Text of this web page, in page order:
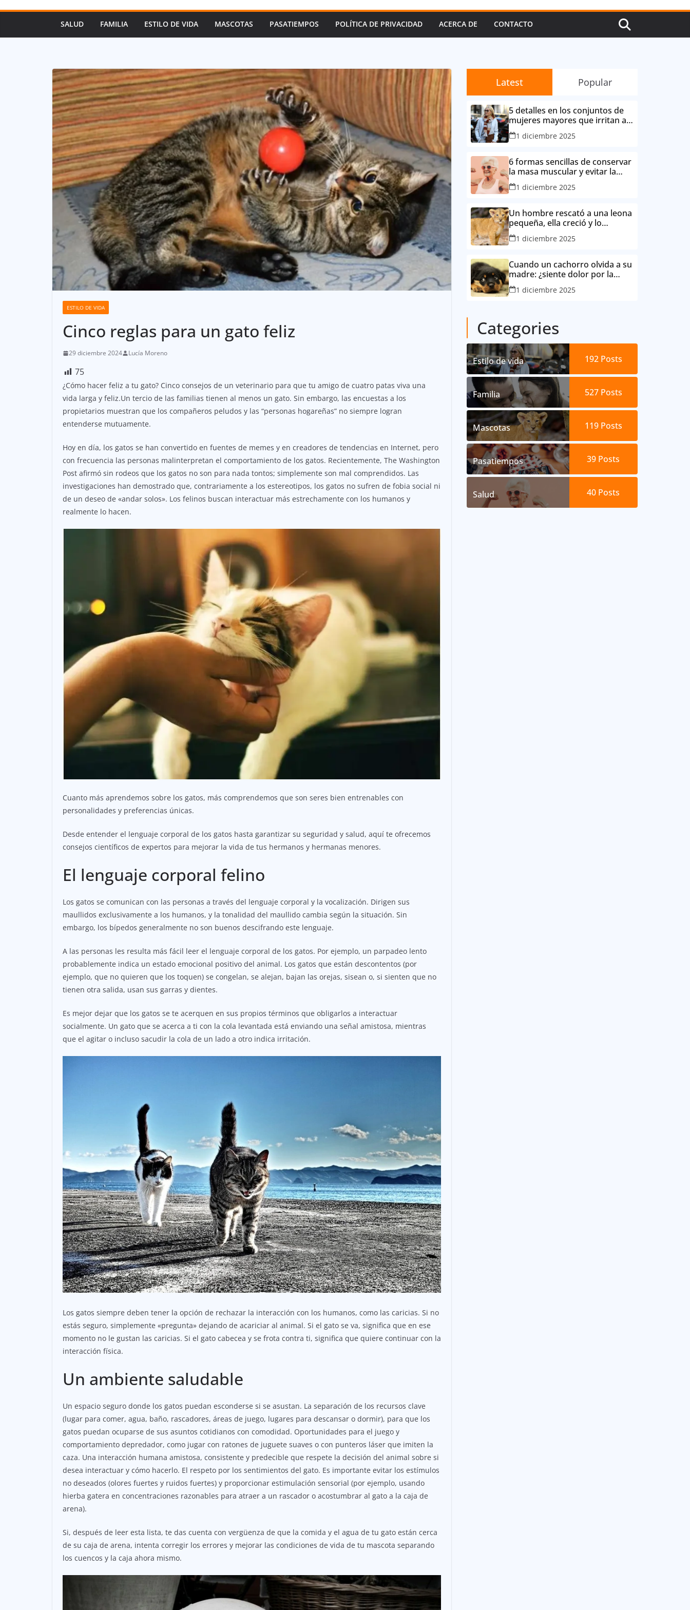
SALUD FAMILIA ESTILO DE VIDA MASCOTAS PASATIEMPOS POLÍTICA DE PRIVACIDAD ACERCA DE CONTACTO
ESTILO DE VIDA
Cinco reglas para un gato feliz
29 diciembre 2024 Lucía Moreno
75
¿Cómo hacer feliz a tu gato? Cinco consejos de un veterinario para que tu amigo de cuatro patas viva una
vida larga y feliz.Un tercio de las familias tienen al menos un gato. Sin embargo, las encuestas a los
propietarios muestran que los compañeros peludos y las “personas hogareñas” no siempre logran
entenderse mutuamente.
Hoy en día, los gatos se han convertido en fuentes de memes y en creadores de tendencias en Internet, pero
con frecuencia las personas malinterpretan el comportamiento de los gatos. Recientemente, The Washington
Post afirmó sin rodeos que los gatos no son para nada tontos; simplemente son mal comprendidos. Las
investigaciones han demostrado que, contrariamente a los estereotipos, los gatos no sufren de fobia social ni
de un deseo de «andar solos». Los felinos buscan interactuar más estrechamente con los humanos y
realmente lo hacen.
Cuanto más aprendemos sobre los gatos, más comprendemos que son seres bien entrenables con
personalidades y preferencias únicas.
Desde entender el lenguaje corporal de los gatos hasta garantizar su seguridad y salud, aquí te ofrecemos
consejos científicos de expertos para mejorar la vida de tus hermanos y hermanas menores.
El lenguaje corporal felino
Los gatos se comunican con las personas a través del lenguaje corporal y la vocalización. Dirigen sus
maullidos exclusivamente a los humanos, y la tonalidad del maullido cambia según la situación. Sin
embargo, los bípedos generalmente no son buenos descifrando este lenguaje.
A las personas les resulta más fácil leer el lenguaje corporal de los gatos. Por ejemplo, un parpadeo lento
probablemente indica un estado emocional positivo del animal. Los gatos que están descontentos (por
ejemplo, que no quieren que los toquen) se congelan, se alejan, bajan las orejas, sisean o, si sienten que no
tienen otra salida, usan sus garras y dientes.
Es mejor dejar que los gatos se te acerquen en sus propios términos que obligarlos a interactuar
socialmente. Un gato que se acerca a ti con la cola levantada está enviando una señal amistosa, mientras
que el agitar o incluso sacudir la cola de un lado a otro indica irritación.
Los gatos siempre deben tener la opción de rechazar la interacción con los humanos, como las caricias. Si no
estás seguro, simplemente «pregunta» dejando de acariciar al animal. Si el gato se va, significa que en ese
momento no le gustan las caricias. Si el gato cabecea y se frota contra ti, significa que quiere continuar con la
interacción física.
Un ambiente saludable
Un espacio seguro donde los gatos puedan esconderse si se asustan. La separación de los recursos clave
(lugar para comer, agua, baño, rascadores, áreas de juego, lugares para descansar o dormir), para que los
gatos puedan ocuparse de sus asuntos cotidianos con comodidad. Oportunidades para el juego y
comportamiento depredador, como jugar con ratones de juguete suaves o con punteros láser que imiten la
caza. Una interacción humana amistosa, consistente y predecible que respete la decisión del animal sobre si
desea interactuar y cómo hacerlo. El respeto por los sentimientos del gato. Es importante evitar los estímulos
no deseados (olores fuertes y ruidos fuertes) y proporcionar estimulación sensorial (por ejemplo, usando
hierba gatera en concentraciones razonables para atraer a un rascador o acostumbrar al gato a la caja de
arena).
Si, después de leer esta lista, te das cuenta con vergüenza de que la comida y el agua de tu gato están cerca
de su caja de arena, intenta corregir los errores y mejorar las condiciones de vida de tu mascota separando
los cuencos y la caja ahora mismo.
Latest Popular
5 detalles en los conjuntos de
mujeres mayores que irritan a
sus contemporáneas.
1 diciembre 2025
6 formas sencillas de conservar
la masa muscular y evitar la
degradación corporal por la
edad
1 diciembre 2025
Un hombre rescató a una leona
pequeña, ella creció y lo
consideró su mejor amigo
1 diciembre 2025
Cuando un cachorro olvida a su
madre: ¿siente dolor por la
separación?
1 diciembre 2025
Categories
Estilo de vida 192 Posts
Familia 527 Posts
Mascotas 119 Posts
Pasatiempos 39 Posts
Salud 40 Posts